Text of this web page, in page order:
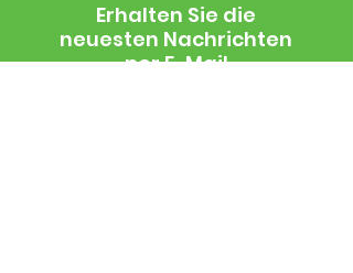
Erhalten Sie die
neuesten Nachrichten
per E-Mail